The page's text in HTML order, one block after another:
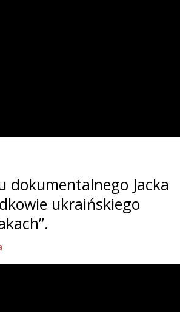
dokumentalnego Jacka
ukraińskiego